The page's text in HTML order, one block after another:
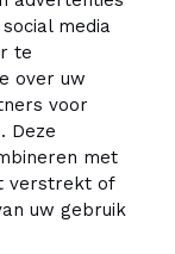
media
te
over uw
voor
Deze
met
verstrekt of
uw gebruik